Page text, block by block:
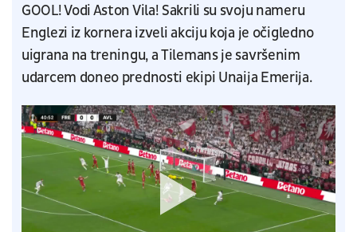
GOOL! Vodi Aston Vila! Sakrili su svoju nameru
Englezi iz kornera izveli akciju koja je očigledno
uigrana na treningu, a Tilemans je savršenim
udarcem doneo prednosti ekipi Unaija Emerija.